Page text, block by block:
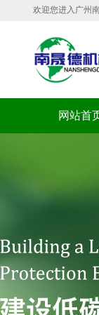
欢迎您进入广州
网站首